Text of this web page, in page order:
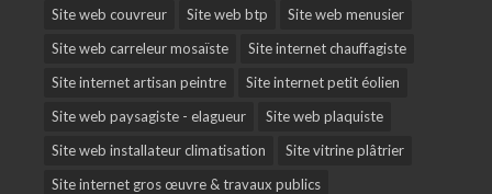
Site web couvreur
Site web btp
Site web menusier
Site web carreleur mosaïste
Site internet chauffagiste
Site internet artisan peintre
Site internet petit éolien
Site web paysagiste - elagueur
Site web plaquiste
Site web installateur climatisation
Site vitrine plâtrier
Site internet gros œuvre & travaux publics